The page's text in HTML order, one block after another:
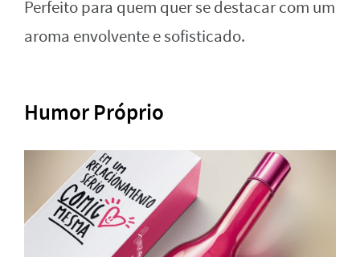
Perfeito para quem quer se destacar com um
aroma envolvente e sofisticado.
Humor Próprio